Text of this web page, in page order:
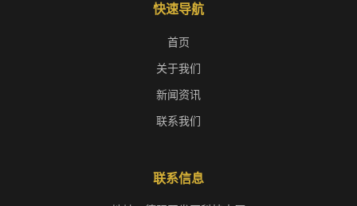
快速导航
首页
关于我们
新闻资讯
联系我们
联系信息